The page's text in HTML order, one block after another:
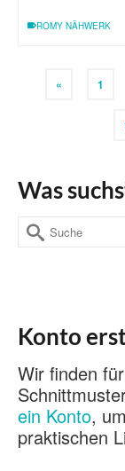
ROMY NÄHWERK
« 1
Was
Suche
nach:
Konto
Wir finden
ein Konto,
praktischen